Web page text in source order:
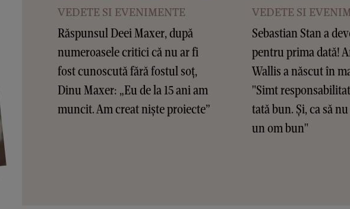
VEDETE SI EVENIMENTE
Răspunsul Deei Maxer, după
numeroasele critici că nu ar fi
fost cunoscută fără fostul soț,
Dinu Maxer: „Eu de la 15 ani am
muncit. Am creat niște proiecte”
VEDETE SI
Sebastian Stan a
pentru prima dată!
Wallis a născut în
"Simt
tată bun. Și, ca să
un om bun"